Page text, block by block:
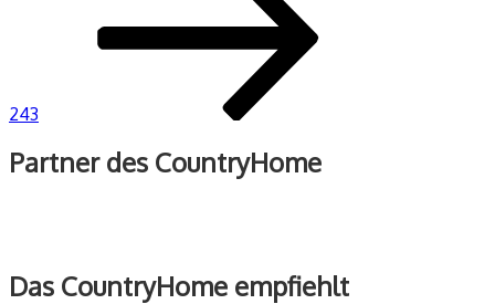
243
Partner des CountryHome
Das CountryHome empfiehlt